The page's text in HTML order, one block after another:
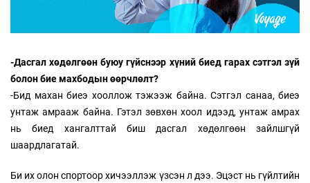
-Дасгал хөдөлгөөн буюу гүйснээр хүний биед гарах сэтгэл зүй
болон бие махбодын өөрчлөлт?
-Бид махан биеэ хооллож тэжээж байна. Сэтгэл санаа, биеэ
унтаж амрааж байна. Гэтэл зөвхөн хоол идээд, унтаж амрах
нь биед хангалттай биш дасгал хөдөлгөөн зайлшгүй
шаардлагатай.
Би их олон спортоор хичээллэж үзсэн л дээ. Эцэст нь гүйлтийн